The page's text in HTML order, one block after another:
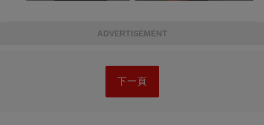
ADVERTISEMENT
下一頁